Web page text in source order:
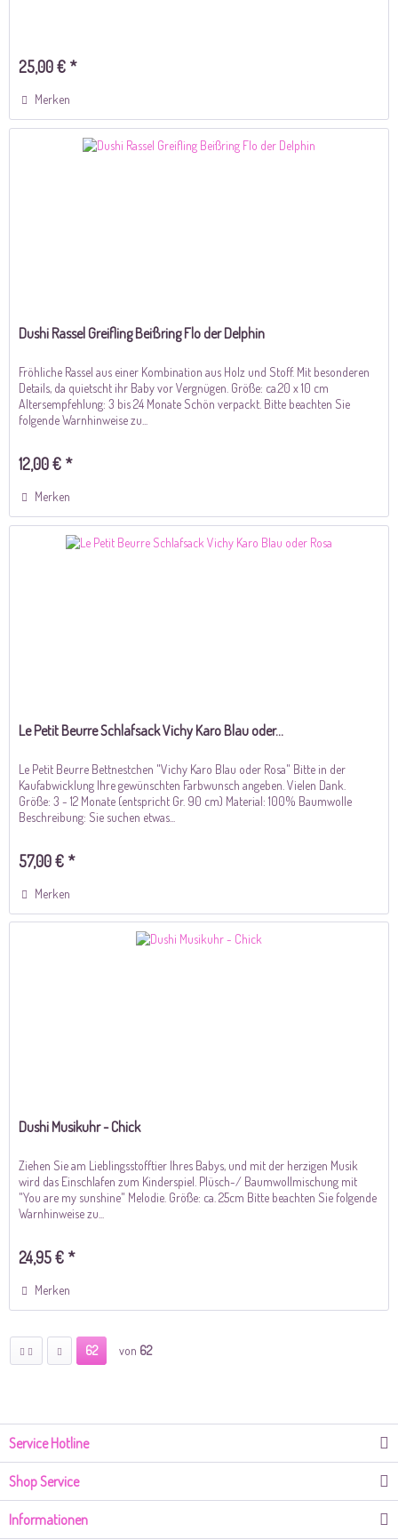
25,00 € *
Merken
Dushi Rassel Greifling Beißring Flo der Delphin
Fröhliche Rassel aus einer Kombination aus Holz und Stoff. Mit besonderen
Details, da quietscht ihr Baby vor Vergnügen. Größe: ca.20 x 10 cm
Altersempfehlung: 3 bis 24 Monate Schön verpackt. Bitte beachten Sie
folgende Warnhinweise zu...
12,00 € *
Merken
Le Petit Beurre Schlafsack Vichy Karo Blau oder...
Le Petit Beurre Bettnestchen "Vichy Karo Blau oder Rosa" Bitte in der
Kaufabwicklung Ihre gewünschten Farbwunsch angeben. Vielen Dank.
Größe: 3 - 12 Monate (entspricht Gr. 90 cm) Material: 100% Baumwolle
Beschreibung: Sie suchen etwas...
57,00 € *
Merken
Dushi Musikuhr - Chick
Ziehen Sie am Lieblingsstofftier Ihres Babys, und mit der herzigen Musik
wird das Einschlafen zum Kinderspiel. Plüsch-/ Baumwollmischung mit
"You are my sunshine" Melodie. Größe: ca. 25cm Bitte beachten Sie folgende
Warnhinweise zu...
24,95 € *
Merken
62 von 62
Service Hotline
Shop Service
Informationen